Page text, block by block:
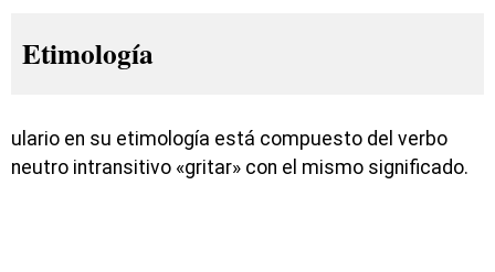
Etimología
ulario en su etimología está compuesto del verbo
neutro intransitivo «gritar» con el mismo significado.